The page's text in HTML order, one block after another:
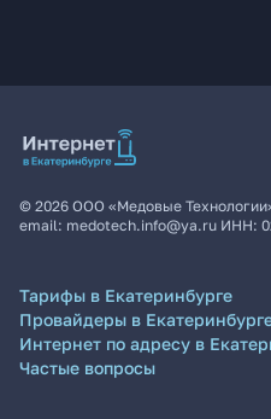
© 2026 ООО «Медовые
email: medotech.info@ya.ru ИНН:
Тарифы в Екатеринбурге
Провайдеры в
Интернет по адресу в
Частые вопросы